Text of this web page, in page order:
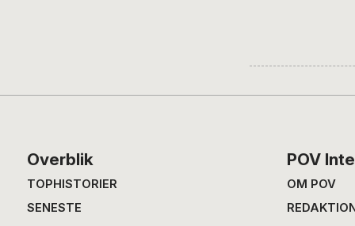
Footer
Overblik
TOPHISTORIER
SENESTE
POV
OM POV
REDAKTION